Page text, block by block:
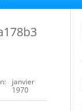
janvier
1970